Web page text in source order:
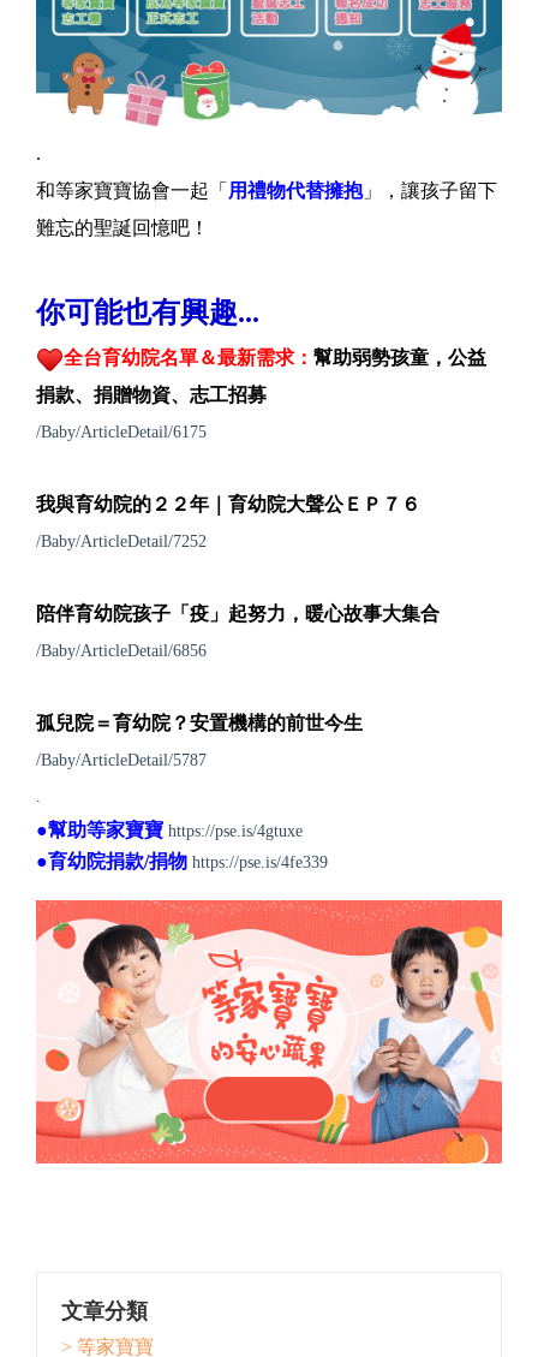
.
和等家寶寶協會一起「 用禮物代替擁抱」，讓孩子留下
難忘的聖誕回憶吧！
你可能也有興趣...
全台育幼院名單＆最新需求： 幫助弱勢孩童，公益
捐款、捐贈物資、志工招募
/Baby/ArticleDetail/6175
我與育幼院的２２年｜育幼院大聲公ＥＰ７６
/Baby/ArticleDetail/7252
陪伴育幼院孩子「疫」起努力，暖心故事大集合
/Baby/ArticleDetail/6856
孤兒院＝育幼院？安置機構的前世今生
/Baby/ArticleDetail/5787
.
●幫助等家寶寶 https://pse.is/4gtuxe
●育幼院捐款/捐物 https://pse.is/4fe339
文章分類
> 等家寶寶